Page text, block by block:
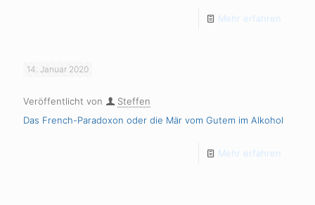
Mehr erfahren
14. Januar 2020
Veröffentlicht von
Steffen
Das French-Paradoxon oder die Mär vom Gutem im Alkohol
Mehr erfahren